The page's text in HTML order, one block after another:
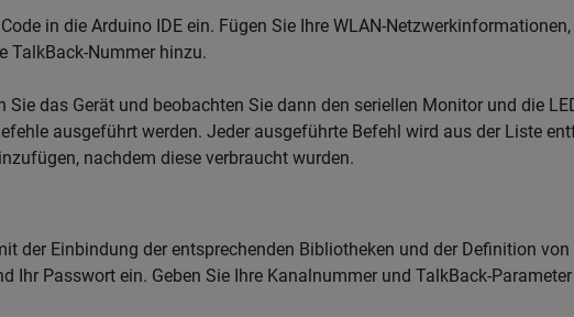
in die Arduino IDE ein. Fügen Sie Ihre WLAN-
TalkBack-Nummer hinzu.
Sie das Gerät und beobachten Sie dann den seriellen Monitor und die
ausgeführt werden. Jeder ausgeführte Befehl wird aus der Liste
nachdem diese verbraucht wurden.
der Einbindung der entsprechenden Bibliotheken und der Definition von
Ihr Passwort ein. Geben Sie Ihre Kanalnummer und TalkBack-